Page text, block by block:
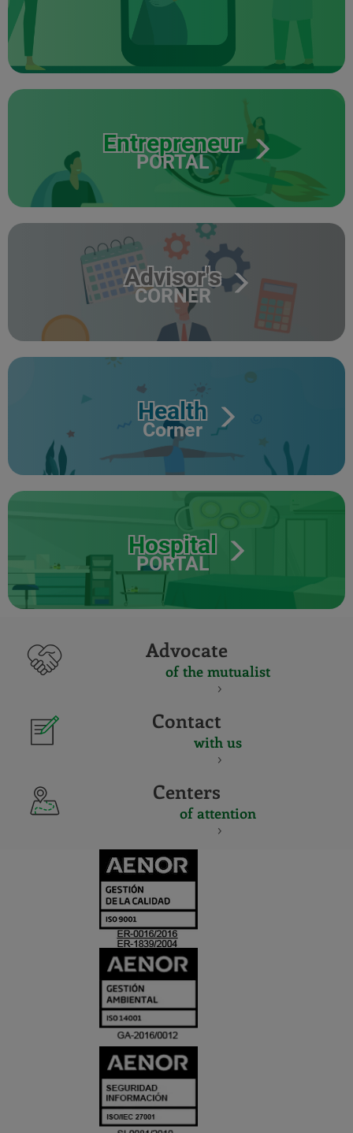
Entrepreneur
PORTAL
Advisor's
CORNER
Health
Corner
Hospital
PORTAL
Advocate
of the mutualist
Contact
with us
Centers
of attention